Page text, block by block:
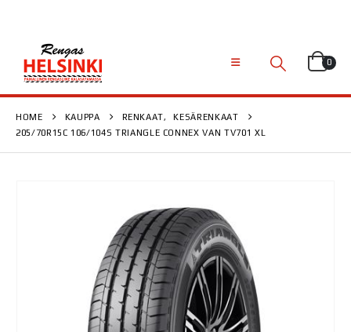
0
HOME KAUPPA RENKAAT,
KESÄRENKAAT
205/70R15C 106/104S TRIANGLE CONNEX VAN TV701 XL